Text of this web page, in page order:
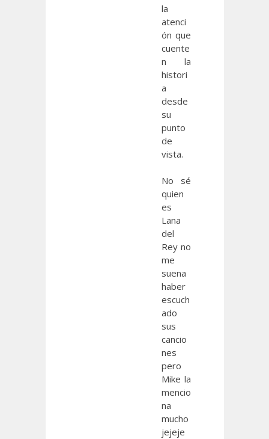
la
atenci
ón que
cuente
n la
histori
a
desde
su
punto
de
vista.
No sé
quien
es
Lana
del
Rey no
me
suena
haber
escuch
ado
sus
cancio
nes
pero
Mike la
mencio
na
mucho
jejeje